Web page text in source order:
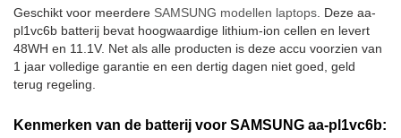
Geschikt voor meerdere SAMSUNG modellen laptops . Deze aa-
pl1vc6b batterij bevat hoogwaardige lithium-ion cellen en levert
48WH en 11.1V. Net als alle producten is deze accu voorzien van
1 jaar volledige garantie en een dertig dagen niet goed, geld
terug regeling.
Kenmerken van de batterij voor SAMSUNG aa-pl1vc6b: